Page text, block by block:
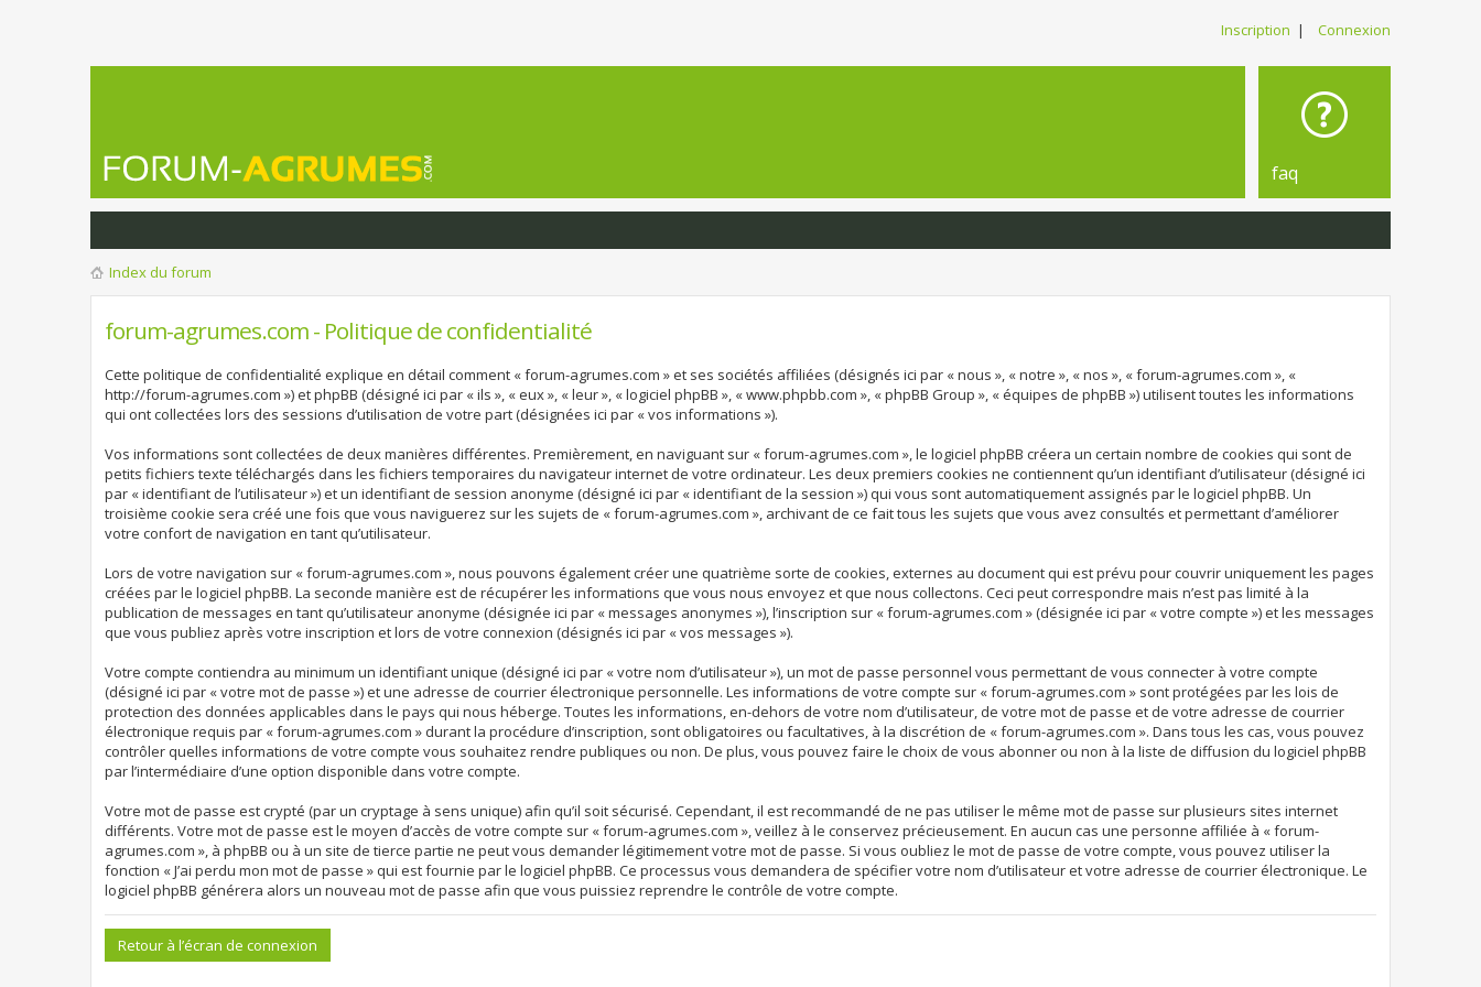
Inscription | Connexion
faq
Index du forum
forum-agrumes.com - Politique de confidentialité
Cette politique de confidentialité explique en détail comment « forum-agrumes.com » et ses sociétés affiliées (désignés ici par « nous », « notre », « nos », « forum-agrumes.com », «
http://forum-agrumes.com ») et phpBB (désigné ici par « ils », « eux », « leur », « logiciel phpBB », « www.phpbb.com », « phpBB Group », « équipes de phpBB ») utilisent toutes les informations
qui ont collectées lors des sessions d’utilisation de votre part (désignées ici par « vos informations »).
Vos informations sont collectées de deux manières différentes. Premièrement, en naviguant sur « forum-agrumes.com », le logiciel phpBB créera un certain nombre de cookies qui sont de
petits fichiers texte téléchargés dans les fichiers temporaires du navigateur internet de votre ordinateur. Les deux premiers cookies ne contiennent qu’un identifiant d’utilisateur (désigné ici
par « identifiant de l’utilisateur ») et un identifiant de session anonyme (désigné ici par « identifiant de la session ») qui vous sont automatiquement assignés par le logiciel phpBB. Un
troisième cookie sera créé une fois que vous naviguerez sur les sujets de « forum-agrumes.com », archivant de ce fait tous les sujets que vous avez consultés et permettant d’améliorer
votre confort de navigation en tant qu’utilisateur.
Lors de votre navigation sur « forum-agrumes.com », nous pouvons également créer une quatrième sorte de cookies, externes au document qui est prévu pour couvrir uniquement les pages
créées par le logiciel phpBB. La seconde manière est de récupérer les informations que vous nous envoyez et que nous collectons. Ceci peut correspondre mais n’est pas limité à la
publication de messages en tant qu’utilisateur anonyme (désignée ici par « messages anonymes »), l’inscription sur « forum-agrumes.com » (désignée ici par « votre compte ») et les messages
que vous publiez après votre inscription et lors de votre connexion (désignés ici par « vos messages »).
Votre compte contiendra au minimum un identifiant unique (désigné ici par « votre nom d’utilisateur »), un mot de passe personnel vous permettant de vous connecter à votre compte
(désigné ici par « votre mot de passe ») et une adresse de courrier électronique personnelle. Les informations de votre compte sur « forum-agrumes.com » sont protégées par les lois de
protection des données applicables dans le pays qui nous héberge. Toutes les informations, en-dehors de votre nom d’utilisateur, de votre mot de passe et de votre adresse de courrier
électronique requis par « forum-agrumes.com » durant la procédure d’inscription, sont obligatoires ou facultatives, à la discrétion de « forum-agrumes.com ». Dans tous les cas, vous pouvez
contrôler quelles informations de votre compte vous souhaitez rendre publiques ou non. De plus, vous pouvez faire le choix de vous abonner ou non à la liste de diffusion du logiciel phpBB
par l’intermédiaire d’une option disponible dans votre compte.
Votre mot de passe est crypté (par un cryptage à sens unique) afin qu’il soit sécurisé. Cependant, il est recommandé de ne pas utiliser le même mot de passe sur plusieurs sites internet
différents. Votre mot de passe est le moyen d’accès de votre compte sur « forum-agrumes.com », veillez à le conservez précieusement. En aucun cas une personne affiliée à « forum-
agrumes.com », à phpBB ou à un site de tierce partie ne peut vous demander légitimement votre mot de passe. Si vous oubliez le mot de passe de votre compte, vous pouvez utiliser la
fonction « J’ai perdu mon mot de passe » qui est fournie par le logiciel phpBB. Ce processus vous demandera de spécifier votre nom d’utilisateur et votre adresse de courrier électronique. Le
logiciel phpBB générera alors un nouveau mot de passe afin que vous puissiez reprendre le contrôle de votre compte.
Retour à l’écran de connexion